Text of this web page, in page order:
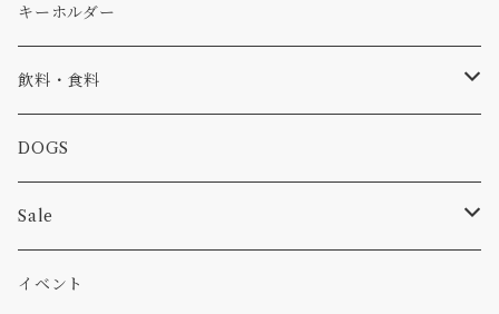
コラボ
食品
焚き火
小物
バイク
カー
キャップ、ニット
バッグ
小物
パンツ
パーカー・トレーナー
ワッペン
ステッカー
ピン
キーホルダー
飲料・食料
コーヒー
食べ物
DOGS
Sale
カー
イベント